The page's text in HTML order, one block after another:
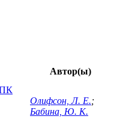
Автор(ы)
Олифсон, Л. Е.;
Бабина, Ю. К.